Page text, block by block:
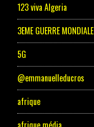
123 viva Algeria
3EME GUERRE MONDIALE
5G
@emmanuelleducros
afrique